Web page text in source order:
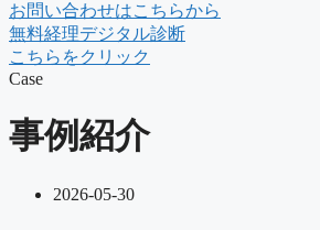
お問い合わせはこちらから
無料経理デジタル診断
こちらをクリック
Case
事例紹介
2026-05-30